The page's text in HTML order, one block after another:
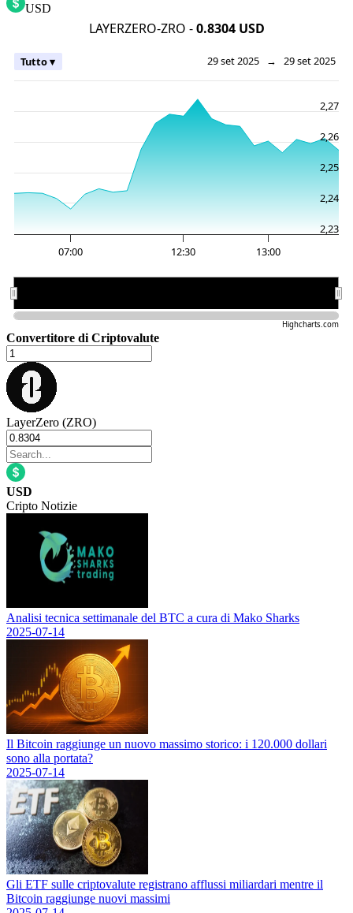
USD
LAYERZERO-ZRO -0.8304 USD
29 set 2025 → 29 set 2025
Tutto ▾
07:00 12:30 13:00
2,23
2,24
2,25
2,26
2,27
Highcharts.com
Convertitore di Criptovalute
LayerZero (ZRO)
USD
Cripto Notizie
Analisi tecnica settimanale del BTC a cura di Mako Sharks
2025-07-14
Il Bitcoin raggiunge un nuovo massimo storico: i 120.000 dollari
sono alla portata?
2025-07-14
Gli ETF sulle criptovalute registrano afflussi miliardari mentre il
Bitcoin raggiunge nuovi massimi